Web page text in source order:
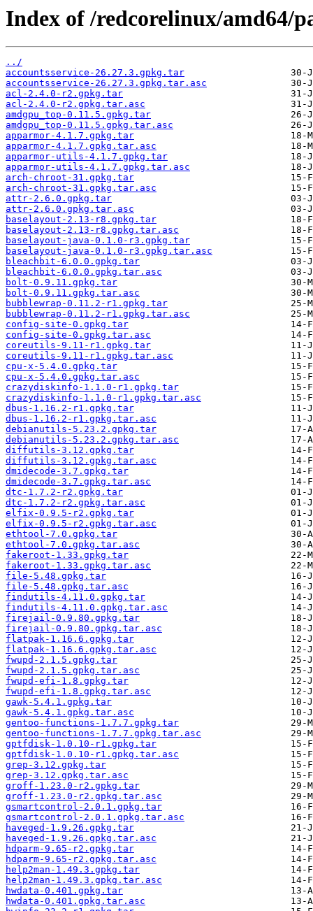
Index of /redcorelinux/amd64/
../
accountsservice-26.27.3.gpkg.tar
accountsservice-26.27.3.gpkg.tar.asc
acl-2.4.0-r2.gpkg.tar
acl-2.4.0-r2.gpkg.tar.asc
amdgpu_top-0.11.5.gpkg.tar
amdgpu_top-0.11.5.gpkg.tar.asc
apparmor-4.1.7.gpkg.tar
apparmor-4.1.7.gpkg.tar.asc
apparmor-utils-4.1.7.gpkg.tar
apparmor-utils-4.1.7.gpkg.tar.asc
arch-chroot-31.gpkg.tar
arch-chroot-31.gpkg.tar.asc
attr-2.6.0.gpkg.tar
attr-2.6.0.gpkg.tar.asc
baselayout-2.13-r8.gpkg.tar
baselayout-2.13-r8.gpkg.tar.asc
baselayout-java-0.1.0-r3.gpkg.tar
baselayout-java-0.1.0-r3.gpkg.tar.asc
bleachbit-6.0.0.gpkg.tar
bleachbit-6.0.0.gpkg.tar.asc
bolt-0.9.11.gpkg.tar
bolt-0.9.11.gpkg.tar.asc
bubblewrap-0.11.2-r1.gpkg.tar
bubblewrap-0.11.2-r1.gpkg.tar.asc
config-site-0.gpkg.tar
config-site-0.gpkg.tar.asc
coreutils-9.11-r1.gpkg.tar
coreutils-9.11-r1.gpkg.tar.asc
cpu-x-5.4.0.gpkg.tar
cpu-x-5.4.0.gpkg.tar.asc
crazydiskinfo-1.1.0-r1.gpkg.tar
crazydiskinfo-1.1.0-r1.gpkg.tar.asc
dbus-1.16.2-r1.gpkg.tar
dbus-1.16.2-r1.gpkg.tar.asc
debianutils-5.23.2.gpkg.tar
debianutils-5.23.2.gpkg.tar.asc
diffutils-3.12.gpkg.tar
diffutils-3.12.gpkg.tar.asc
dmidecode-3.7.gpkg.tar
dmidecode-3.7.gpkg.tar.asc
dtc-1.7.2-r2.gpkg.tar
dtc-1.7.2-r2.gpkg.tar.asc
elfix-0.9.5-r2.gpkg.tar
elfix-0.9.5-r2.gpkg.tar.asc
ethtool-7.0.gpkg.tar
ethtool-7.0.gpkg.tar.asc
fakeroot-1.33.gpkg.tar
fakeroot-1.33.gpkg.tar.asc
file-5.48.gpkg.tar
file-5.48.gpkg.tar.asc
findutils-4.11.0.gpkg.tar
findutils-4.11.0.gpkg.tar.asc
firejail-0.9.80.gpkg.tar
firejail-0.9.80.gpkg.tar.asc
flatpak-1.16.6.gpkg.tar
flatpak-1.16.6.gpkg.tar.asc
fwupd-2.1.5.gpkg.tar
fwupd-2.1.5.gpkg.tar.asc
fwupd-efi-1.8.gpkg.tar
fwupd-efi-1.8.gpkg.tar.asc
gawk-5.4.1.gpkg.tar
gawk-5.4.1.gpkg.tar.asc
gentoo-functions-1.7.7.gpkg.tar
gentoo-functions-1.7.7.gpkg.tar.asc
gptfdisk-1.0.10-r1.gpkg.tar
gptfdisk-1.0.10-r1.gpkg.tar.asc
grep-3.12.gpkg.tar
grep-3.12.gpkg.tar.asc
groff-1.23.0-r2.gpkg.tar
groff-1.23.0-r2.gpkg.tar.asc
gsmartcontrol-2.0.1.gpkg.tar
gsmartcontrol-2.0.1.gpkg.tar.asc
haveged-1.9.26.gpkg.tar
haveged-1.9.26.gpkg.tar.asc
hdparm-9.65-r2.gpkg.tar
hdparm-9.65-r2.gpkg.tar.asc
help2man-1.49.3.gpkg.tar
help2man-1.49.3.gpkg.tar.asc
hwdata-0.401.gpkg.tar
hwdata-0.401.gpkg.tar.asc